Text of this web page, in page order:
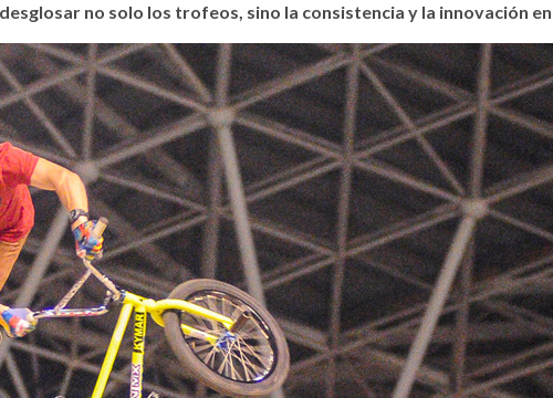
no solo los trofeos, sino la consistencia y la innovación